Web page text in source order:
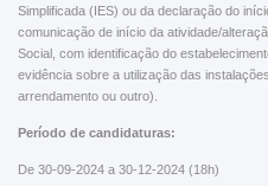
Simplificada (IES) ou da declaração do
comunicação de início da atividade/
Social, com identificação do
evidência sobre a utilização das
arrendamento ou outro).
Período de candidaturas:
De 30-09-2024 a 30-12-2024 (18h)